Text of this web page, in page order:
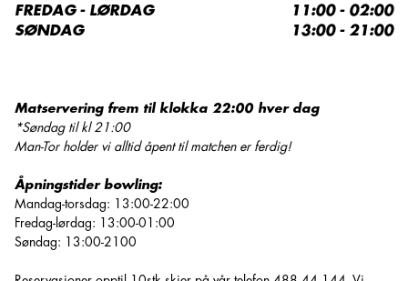
Matservering frem til klokka 22:00 hver dag
*Søndag til kl 21:00
Man-Tor holder vi alltid åpent til matchen er ferdig!
Åpningstider bowling:
Mandag-torsdag: 13:00-22:00
Fredag-lørdag: 13:00-01:00
Søndag: 13:00-2100
FREDAG - LØRDAG
11:00 - 02:00
SØNDAG
13:00 - 21:00